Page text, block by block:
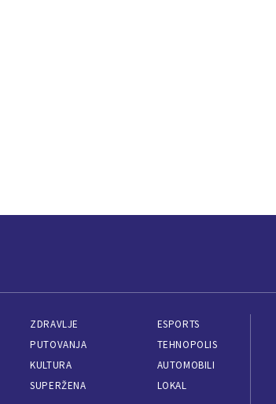
ZDRAVLJE
PUTOVANJA
KULTURA
SUPERŽENA
ESPORTS
TEHNOPOLIS
AUTOMOBILI
LOKAL